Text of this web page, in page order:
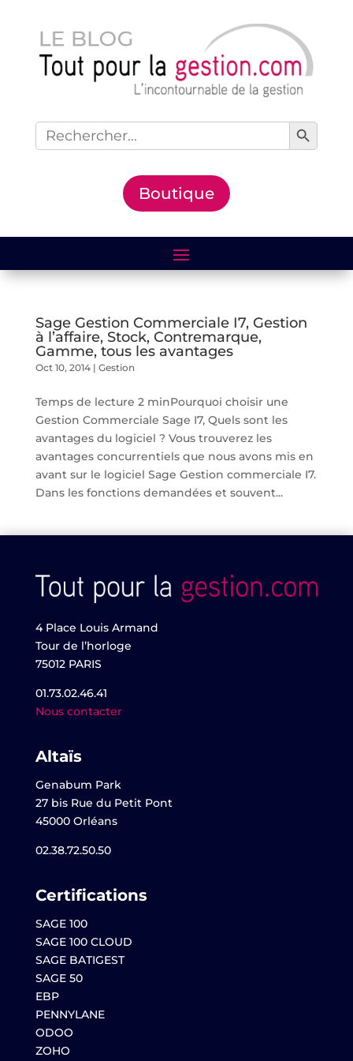
Search
for:
Search Button
Boutique
Sage Gestion Commerciale I7, Gestion
à l’affaire, Stock, Contremarque,
Gamme, tous les avantages
Oct 10, 2014| Gestion
Temps de lecture 2 minPourquoi choisir une
Gestion Commerciale Sage I7, Quels sont les
avantages du logiciel ? Vous trouverez les
avantages concurrentiels que nous avons mis en
avant sur le logiciel Sage Gestion commerciale I7.
Dans les fonctions demandées et souvent...
4 Place Louis Armand
Tour de l’horloge
75012 PARIS
01.73.02.46.41
Nous contacter
Altaïs
Genabum Park
27 bis Rue du Petit Pont
45000 Orléans
02.38.72.50.50
Certifications
SAGE 100
SAGE 100 CLOUD
SAGE BATIGEST
SAGE 50
EBP
PENNYLANE
ODOO
ZOHO